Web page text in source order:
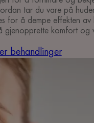
tar du vare på
for å dempe effekten av
gjenopprette komfort og
behandlinger